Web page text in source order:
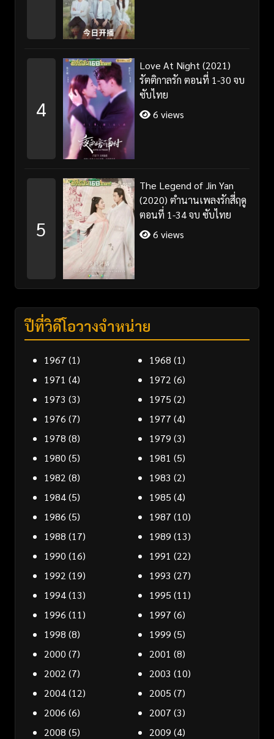
4
Love At Night (2021)
รัตติกาลรัก ตอนที่ 1-30 จบ
ซับไทย
6 views
5
The Legend of Jin Yan
(2020) ตำนานเพลงรักสี่ฤดู
ตอนที่ 1-34 จบ ซับไทย
6 views
ปีที่วิดีโอวางจำหน่าย
1967 (1) 1968 (1)
1971 (4) 1972 (6)
1973 (3) 1975 (2)
1976 (7) 1977 (4)
1978 (8) 1979 (3)
1980 (5) 1981 (5)
1982 (8) 1983 (2)
1984(5) 1985 (4)
1986 (5) 1987 (10)
1988 (17) 1989 (13)
1990 (16) 1991 (22)
1992 (19) 1993 (27)
1994(13) 1995 (11)
1996 (11) 1997 (6)
1998 (8) 1999 (5)
2000 (7) 2001 (8)
2002 (7) 2003 (10)
2004(12) 2005 (7)
2006 (6) 2007 (3)
2008 (5) 2009 (4)